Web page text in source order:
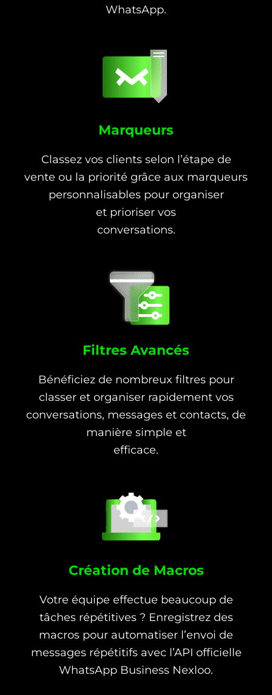
WhatsApp.
Marqueurs
Classez vos clients selon l’étape de
vente ou la priorité grâce aux marqueurs
personnalisables pour organiser
et prioriser vos
conversations.
Filtres Avancés
Bénéficiez de nombreux filtres pour
classer et organiser rapidement vos
conversations, messages et contacts, de
manière simple et
efficace.
Création de Macros
Votre équipe effectue beaucoup de
tâches répétitives ? Enregistrez des
macros pour automatiser l’envoi de
messages répétitifs avec l’API officielle
WhatsApp Business Nexloo.